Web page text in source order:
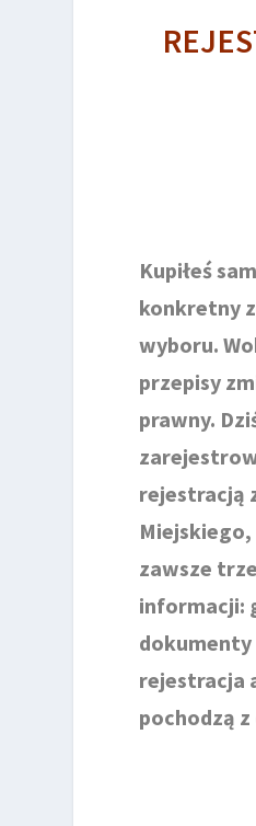
Kupiłeś
konkretny
wyboru.
przepisy
prawny.
rejestracją
zawsze
informacji:
rejestracja
pochodzą